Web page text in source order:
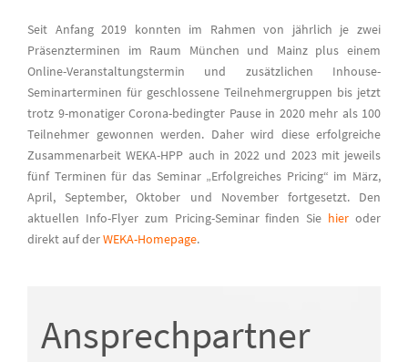
Seit Anfang 2019 konnten im Rahmen von jährlich je zwei
Präsenzterminen im Raum München und Mainz plus einem
Online-Veranstaltungstermin und zusätzlichen Inhouse-
Seminarterminen für geschlossene Teilnehmergruppen bis jetzt
trotz 9-monatiger Corona-bedingter Pause in 2020 mehr als 100
Teilnehmer gewonnen werden. Daher wird diese erfolgreiche
Zusammenarbeit WEKA-HPP auch in 2022 und 2023 mit jeweils
fünf Terminen für das Seminar „Erfolgreiches Pricing“ im März,
April, September, Oktober und November fortgesetzt. Den
aktuellen Info-Flyer zum Pricing-Seminar finden Sie hier oder
direkt auf derWEKA-Homepage.
Ansprechpartner